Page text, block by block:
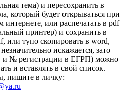
тема) и пересохранить в
который будет открываться при
или распечатать в pdf
принтер) и сохранить в
или тупо скопировать в word,
искажается, зато
№ регистрации в ЕГРП) можно
и вставлять в свой список.
пишите в личку: